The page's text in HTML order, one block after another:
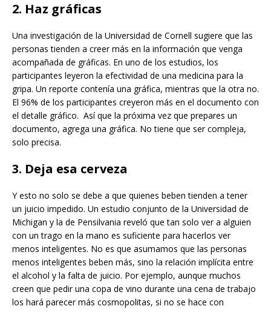
2. Haz gráficas
Una investigación de la Universidad de Cornell sugiere que las
personas tienden a creer más en la información que venga
acompañada de gráficas. En uno de los estudios, los
participantes leyeron la efectividad de una medicina para la
gripa. Un reporte contenía una gráfica, mientras que la otra no.
El 96% de los participantes creyeron más en el documento con
el detalle gráfico. Así que la próxima vez que prepares un
documento, agrega una gráfica. No tiene que ser compleja,
solo precisa.
3. Deja esa cerveza
Y esto no solo se debe a que quienes beben tienden a tener
un juicio impedido. Un estudio conjunto de la Universidad de
Michigan y la de Pensilvania reveló que tan solo ver a alguien
con un trago en la mano es suficiente para hacerlos ver
menos inteligentes. No es que asumamos que las personas
menos inteligentes beben más, sino la relación implícita entre
el alcohol y la falta de juicio. Por ejemplo, aunque muchos
creen que pedir una copa de vino durante una cena de trabajo
los hará parecer más cosmopolitas, si no se hace con